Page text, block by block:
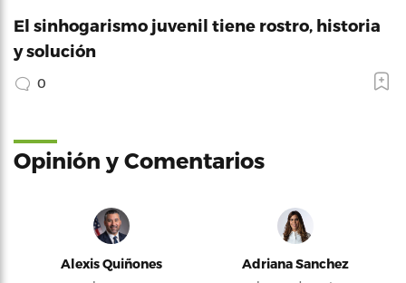
El sinhogarismo juvenil tiene rostro, historia
y solución
0
Opinión y Comentarios
Alexis Quiñones Adriana Sanchez